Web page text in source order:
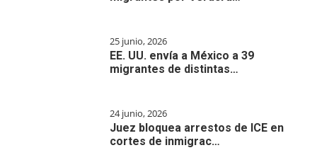
25 junio, 2026
EE. UU. envía a México a 39
migrantes de distintas…
24 junio, 2026
Juez bloquea arrestos de ICE en
cortes de inmigrac…